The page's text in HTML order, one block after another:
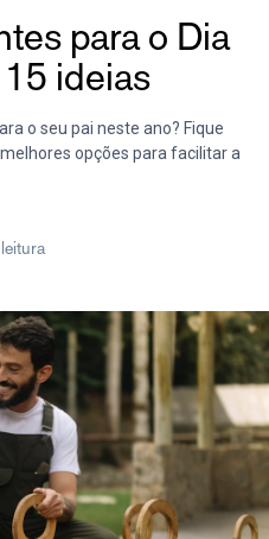
para o Dia
ideias
o seu pai neste ano? Fique
opções para facilitar a